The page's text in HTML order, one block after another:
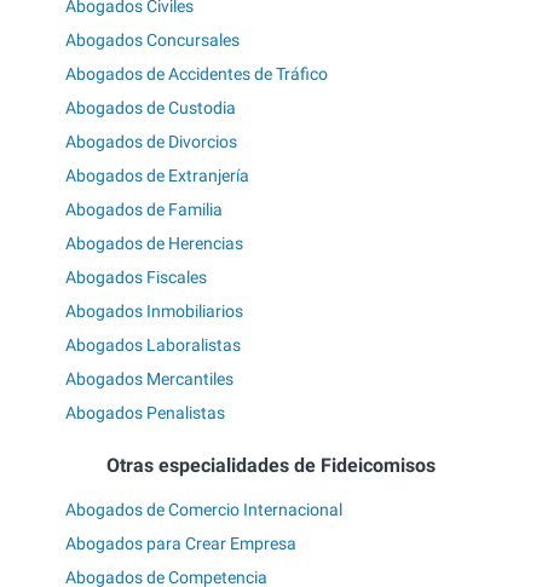
Abogados Civiles
Abogados Concursales
Abogados de Accidentes de Tráfico
Abogados de Custodia
Abogados de Divorcios
Abogados de Extranjería
Abogados de Familia
Abogados de Herencias
Abogados Fiscales
Abogados Inmobiliarios
Abogados Laboralistas
Abogados Mercantiles
Abogados Penalistas
Otras especialidades de Fideicomisos
Abogados de Comercio Internacional
Abogados para Crear Empresa
Abogados de Competencia